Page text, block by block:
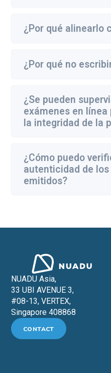
¿Por qué alinearlo
¿Por qué no
¿Se pueden
exámenes en
la integridad de la
¿Cómo puedo
autenticidad de
emitidos?
NUADU Asia,
33 UBI AVENUE 3,
#08-13, VERTEX,
Singapore 408868
CONTACT